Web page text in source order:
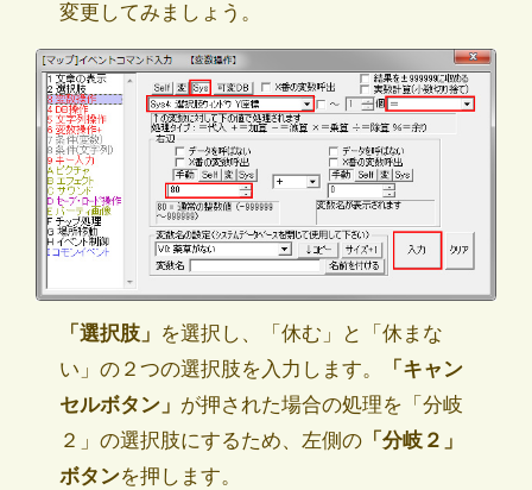
変更してみましょう。
「選択肢」 を選択し、「休む」と「休まな
い」の２つの選択肢を入力します。
「キャン
セルボタン」 が押された場合の処理を「分岐
２」の選択肢にするため、左側の 「分岐２」
ボタンを押します。